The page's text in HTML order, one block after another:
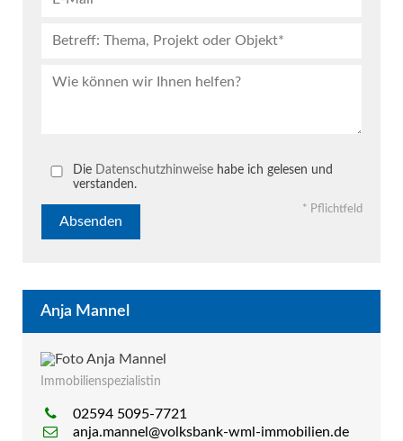
Die Datenschutzhinweisehabe ich gelesen und
verstanden.
* Pflichtfeld
Anja Mannel
Immobilienspezialistin
02594 5095-7721
anja.mannel@volksbank-wml-immobilien.de